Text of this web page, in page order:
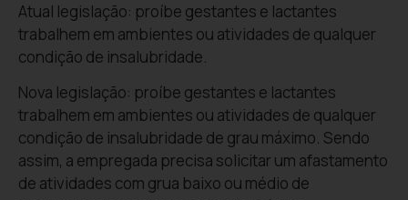
Atual legislação: proíbe gestantes e lactantes
trabalhem em ambientes ou atividades de qualquer
condição de insalubridade.
Nova legislação: proíbe gestantes e lactantes
trabalhem em ambientes ou atividades de qualquer
condição de insalubridade de grau máximo. Sendo
assim, a empregada precisa solicitar um afastamento
de atividades com grua baixo ou médio de